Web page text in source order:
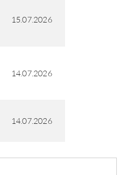
15.07.2026
14.07.2026
14.07.2026